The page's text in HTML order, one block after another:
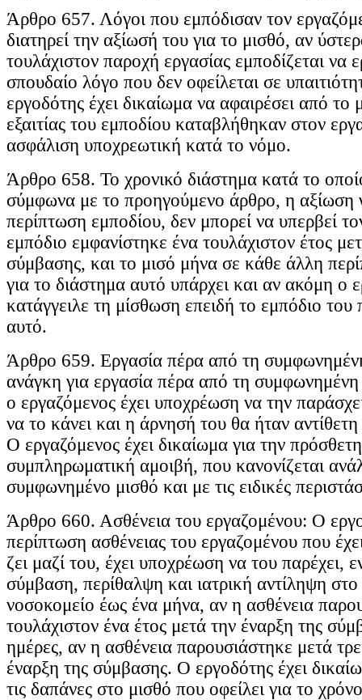
Άρθρο 657. Λόγοι που εμπόδισαν τον
διατηρεί την αξίωσή του για το μισθό, αν
τουλάχιστον παροχή εργασίας εμποδίζεται να
σπουδαίο λόγο που δεν οφείλεται σε
εργοδότης έχει δικαίωμα να αφαιρέσει από
εξαιτίας του εμποδίου καταβλήθηκαν στον
ασφάλιση υποχρεωτική κατά το νόμο.
Άρθρο 658. Το χρονικό διάστημα κατά το
σύμφωνα με το προηγούμενο άρθρο, η αξίωση
περίπτωση εμποδίου, δεν μπορεί να υπερβεί
εμπόδιο εμφανίστηκε ένα τουλάχιστον έτος
σύμβασης, και το μισό μήνα σε κάθε άλλη
για το διάστημα αυτό υπάρχει και αν ακόμη ο
κατάγγειλε τη μίσθωση επειδή το εμπόδιο του
αυτό.
Άρθρο 659. Εργασία πέρα από τη
ανάγκη για εργασία πέρα από τη
ο εργαζόμενος έχει υποχρέωση να την
να το κάνει και η άρνησή του θα ήταν
Ο εργαζόμενος έχει δικαίωμα για την
συμπληρωματική αμοιβή, που κανονίζεται
συμφωνημένο μισθό και με τις ειδικές
Άρθρο 660. Ασθένεια του εργαζομένου: Ο
περίπτωση ασθένειας του εργαζομένου που
ζει μαζί του, έχει υποχρέωση να του παρέχει,
σύμβαση, περίθαλψη και ιατρική αντίληψη στο
νοσοκομείο έως ένα μήνα, αν η ασθένεια
τουλάχιστον ένα έτος μετά την έναρξη της
ημέρες, αν η ασθένεια παρουσιάστηκε μετά
έναρξη της σύμβασης. Ο εργοδότης έχει
τις δαπάνες στο μισθό που οφείλει για το